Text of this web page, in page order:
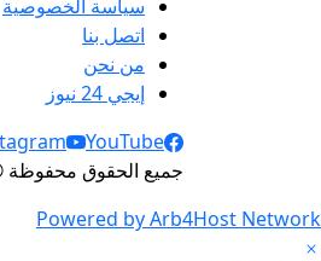
سياسة الخصوصية
اتصل بنا
من نحن
إيجي 24 نيوز
Social Links
YouTube
جميع الحقوق محفوظة ©
Powered by Arb4Host Network